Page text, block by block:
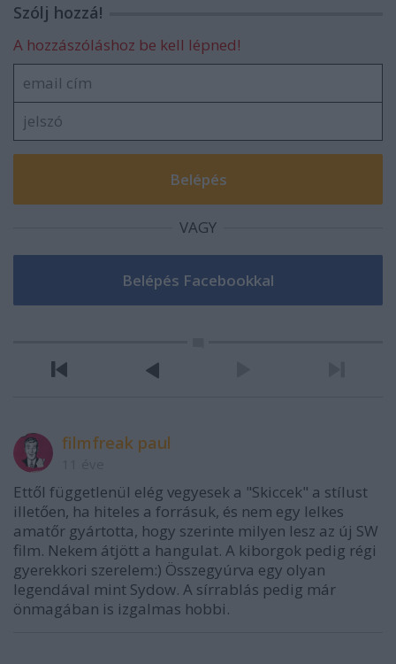
Szólj hozzá!
A hozzászóláshoz be kell lépned!
VAGY
filmfreak paul
Ettől függetlenül elég vegyesek a "Skiccek" a stílust
illetően, ha hiteles a forrásuk, és nem egy lelkes
amatőr gyártotta, hogy szerinte milyen lesz az új SW
film. Nekem átjött a hangulat. A kiborgok pedig régi
gyerekkori szerelem:) Összegyúrva egy olyan
legendával mint Sydow. A sírrablás pedig már
önmagában is izgalmas hobbi.